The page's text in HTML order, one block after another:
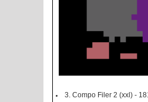
3. Compo Filer 2 (xxl) -